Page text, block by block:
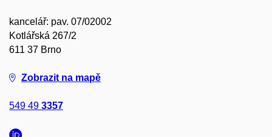
kancelář: pav. 07/02002
Kotlářská 267/2
611 37 Brno
Zobrazit na mapě
549 49 3357